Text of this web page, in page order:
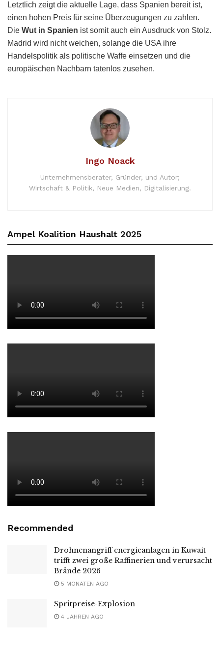
Letztlich zeigt die aktuelle Lage, dass Spanien bereit ist,
einen hohen Preis für seine Überzeugungen zu zahlen.
Die Wut in Spanien ist somit auch ein Ausdruck von Stolz.
Madrid wird nicht weichen, solange die USA ihre
Handelspolitik als politische Waffe einsetzen und die
europäischen Nachbarn tatenlos zusehen.
Ingo Noack
Unternehmensberater, Gründer, und Autor;
Wirtschaft & Politik, Neue Medien, Digitalisierung.
Ampel Koalition Haushalt 2025
Recommended
Drohnenangriff energieanlagen in Kuwait
trifft zwei große Raffinerien und verursacht
Brände 2026
5 MONATEN AGO
Spritpreise-Explosion
4 JAHREN AGO